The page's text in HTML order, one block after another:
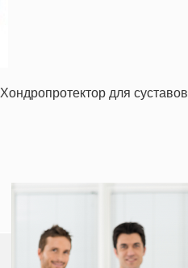
Хондропротектор для суставов